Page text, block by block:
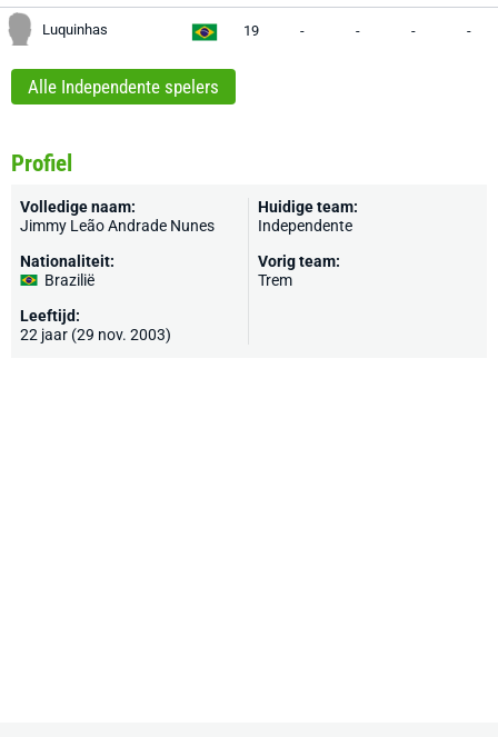
Luquinhas 19 - - - -
Alle Independente spelers
Profiel
Volledige naam:
Jimmy Leão Andrade Nunes
Nationaliteit:
Brazilië
Leeftijd:
22 jaar (29 nov. 2003)
Huidige team:
Independente
Vorig team:
Trem